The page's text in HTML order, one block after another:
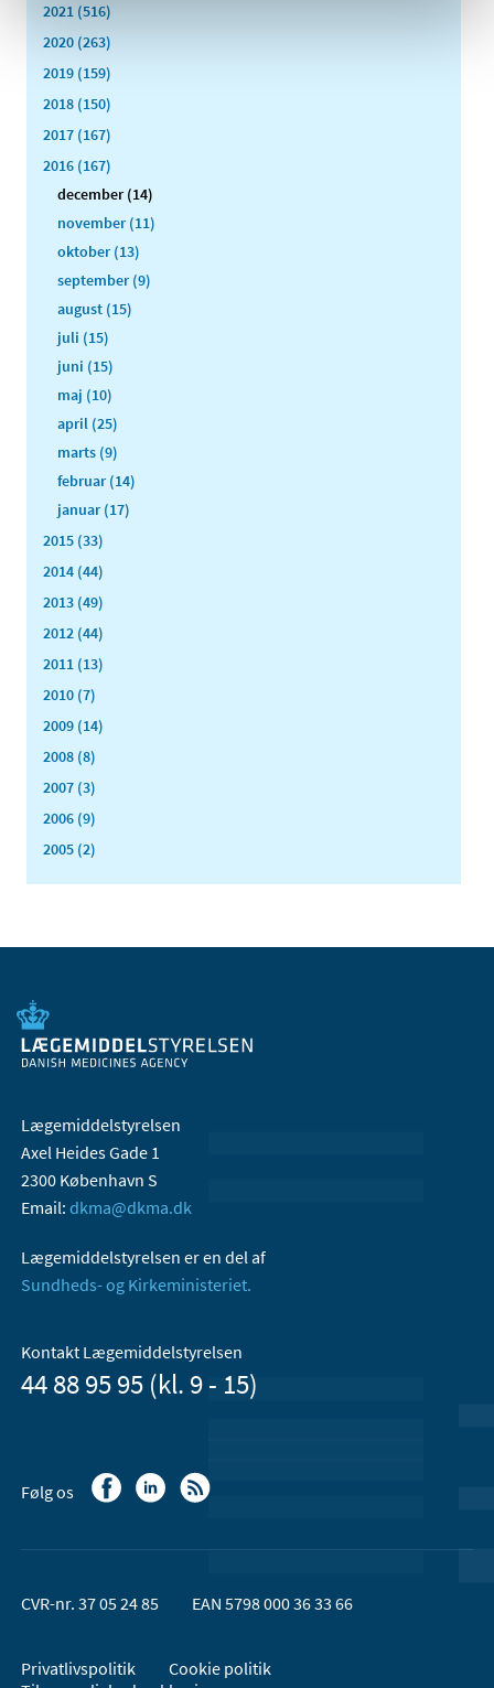
2021 (516)
2020 (263)
2019 (159)
2018 (150)
2017 (167)
2016 (167)
december (14)
november (11)
oktober (13)
september (9)
august (15)
juli (15)
juni (15)
maj (10)
april (25)
marts (9)
februar (14)
januar (17)
2015 (33)
2014 (44)
2013 (49)
2012 (44)
2011 (13)
2010 (7)
2009 (14)
2008 (8)
2007 (3)
2006 (9)
2005 (2)
Lægemiddelstyrelsen
Axel Heides Gade 1
2300 København S
Email: dkma@dkma.dk
Lægemiddelstyrelsen er en del af
Sundheds- og Kirkeministeriet.
Kontakt Lægemiddelstyrelsen
44 88 95 95 (kl. 9 - 15)
Følg os
CVR-nr. 37 05 24 85 EAN 5798 000 36 33 66
Privatlivspolitik
Cookie politik